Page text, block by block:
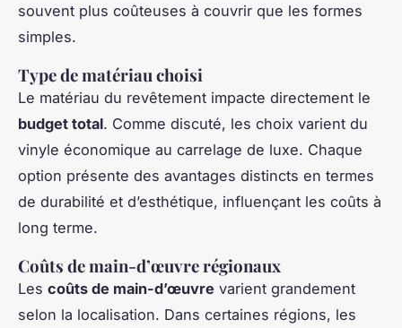
souvent plus coûteuses à couvrir que les formes
simples.
Type de matériau choisi
Le matériau du revêtement impacte directement le
budget total. Comme discuté, les choix varient du
vinyle économique au carrelage de luxe. Chaque
option présente des avantages distincts en termes
de durabilité et d’esthétique, influençant les coûts à
long terme.
Coûts de main-d’œuvre régionaux
Les coûts de main-d’œuvre varient grandement
selon la localisation. Dans certaines régions, les